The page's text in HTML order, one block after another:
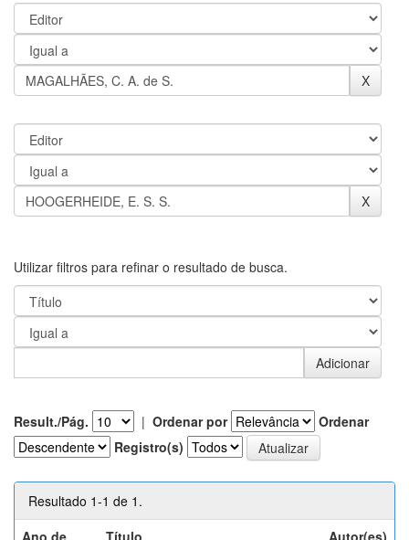
Utilizar filtros para refinar o resultado de busca.
Result./Pág. | Ordenar por
Ordenar
Registro(s)
Resultado 1-1 de 1.
Ano de
Título Autor(es)